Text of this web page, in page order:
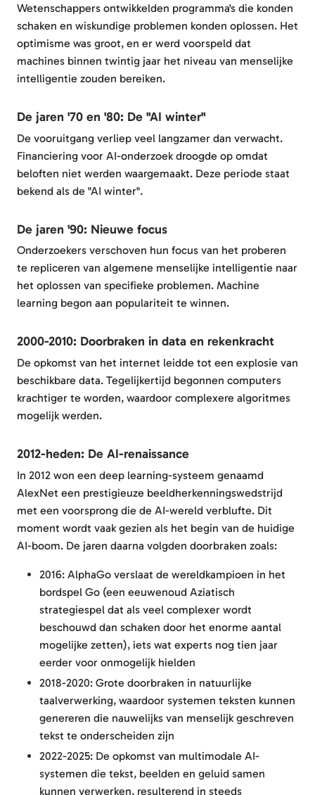
Wetenschappers ontwikkelden programma's die konden
schaken en wiskundige problemen konden oplossen. Het
optimisme was groot, en er werd voorspeld dat
machines binnen twintig jaar het niveau van menselijke
intelligentie zouden bereiken.
De jaren '70 en '80: De "AI winter"
De vooruitgang verliep veel langzamer dan verwacht.
Financiering voor AI-onderzoek droogde op omdat
beloften niet werden waargemaakt. Deze periode staat
bekend als de "AI winter".
De jaren '90: Nieuwe focus
Onderzoekers verschoven hun focus van het proberen
te repliceren van algemene menselijke intelligentie naar
het oplossen van specifieke problemen. Machine
learning begon aan populariteit te winnen.
2000-2010: Doorbraken in data en rekenkracht
De opkomst van het internet leidde tot een explosie van
beschikbare data. Tegelijkertijd begonnen computers
krachtiger te worden, waardoor complexere algoritmes
mogelijk werden.
2012-heden: De AI-renaissance
In 2012 won een deep learning-systeem genaamd
AlexNet een prestigieuze beeldherkenningswedstrijd
met een voorsprong die de AI-wereld verblufte. Dit
moment wordt vaak gezien als het begin van de huidige
AI-boom. De jaren daarna volgden doorbraken zoals:
2016: AlphaGo verslaat de wereldkampioen in het
bordspel Go (een eeuwenoud Aziatisch
strategiespel dat als veel complexer wordt
beschouwd dan schaken door het enorme aantal
mogelijke zetten), iets wat experts nog tien jaar
eerder voor onmogelijk hielden
2018-2020: Grote doorbraken in natuurlijke
taalverwerking, waardoor systemen teksten kunnen
genereren die nauwelijks van menselijk geschreven
tekst te onderscheiden zijn
2022-2025: De opkomst van multimodale AI-
systemen die tekst, beelden en geluid samen
kunnen verwerken, resulterend in steeds